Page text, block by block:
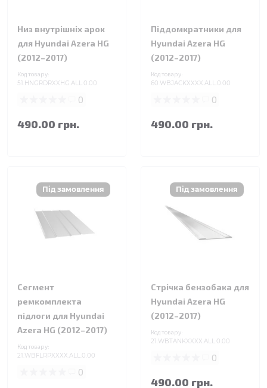
Низ внутрішніх арок
для Hyundai Azera HG
(2012–2017)
Код товару:
51.HNGRDRXXHG.ALL.0.00
0
490.00 грн.
Піддомкратники для
Hyundai Azera HG
(2012–2017)
Код товару:
60.WBJACKXXXX.ALL.0.00
0
490.00 грн.
Сегмент
ремкомплекта
підлоги для Hyundai
Azera HG (2012–2017)
Код товару:
21.WBFLRPXXXX.ALL.0.00
0
Стрічка бензобака для
Hyundai Azera HG
(2012–2017)
Код товару:
21.WBTANKXXXX.ALL.0.00
0
490.00 грн.